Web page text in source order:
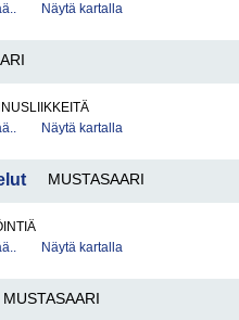
Näytä kartalla
Näytä kartalla
MUSTASAARI
Näytä kartalla
MUSTASAARI